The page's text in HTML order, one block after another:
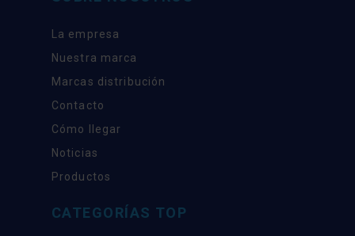
La empresa
Nuestra marca
Marcas distribución
Contacto
Cómo llegar
Noticias
Productos
CATEGORÍAS TOP